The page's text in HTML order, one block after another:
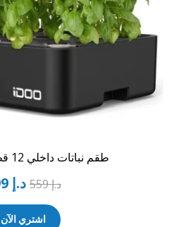
طقم نباتات داخلي 12 قطعة من Idoo
د.إ559 د.إ
اشتري الآن